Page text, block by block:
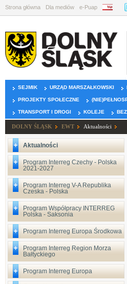
Strona główna Dla mediów e-Puap BIP
SEJMIK URZĄD MARSZAŁKOWSKI
PROJEKTY SPOŁECZNE
TRANSPORT I DROGI KOLEJE
DOLNY ŚLĄSK EWT Aktualności
Aktualności
Program Interreg Czechy - Polska
2021-2027
Program Interreg V-A Republika
Czeska - Polska
Program Współpracy INTERREG
Polska - Saksonia
Program Interreg Europa Środkowa
Program Interreg Region Morza
Bałtyckiego
Program Interreg Europa